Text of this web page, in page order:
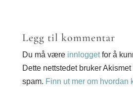
Legg til kommentar
Du må være innloggetfor å
Dette nettstedet bruker
spam. Finn ut mer om hvordan